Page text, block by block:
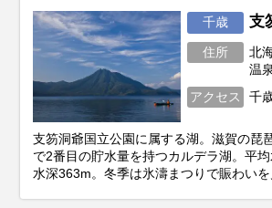
鮮、ご飯もお酒も進む
気アイテムをランキング
にお届けします。
千歳 支
住所
北
温泉
アクセス
千
支笏洞爺国立公園に属する湖。滋賀の琵
で2番目の貯水量を持つカルデラ湖。平
水深363m。冬季は氷濤まつりで賑わいを